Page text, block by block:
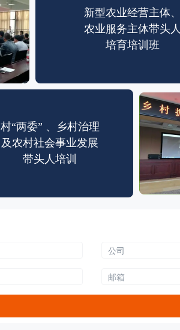
新型农业经营主体、
农业服务主体带头人
培育培训班
村“两委” 、乡村治理
及农村社会事业发展
带头人培训